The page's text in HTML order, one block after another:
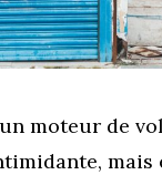
moteur de
mais